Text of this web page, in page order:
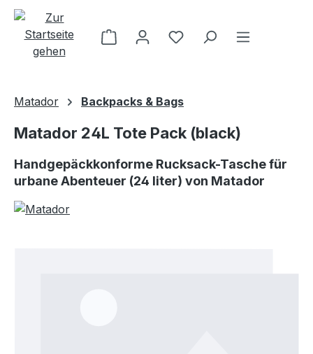
Zum Hauptinhalt springen
Matador Backpacks & Bags
Matador 24L Tote Pack (black)
Handgepäckkonforme Rucksack-Tasche für
urbane Abenteuer (24 liter) von Matador